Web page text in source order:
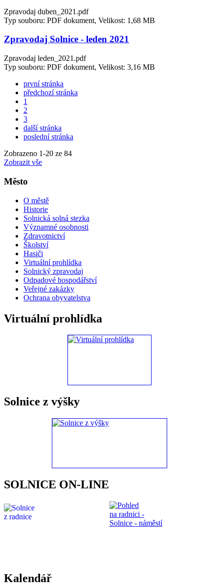
Zpravodaj duben_2021.pdf
Typ souboru: PDF dokument, Velikost: 1,68 MB
Zpravodaj Solnice - leden 2021
Zpravodaj leden_2021.pdf
Typ souboru: PDF dokument, Velikost: 3,16 MB
první stránka
předchozí stránka
1
2
3
další stránka
poslední stránka
Zobrazeno 1-20 ze 84
Zobrazit vše
Město
O městě
Historie
Solnická solná stezka
Významné osobnosti
Zdravotnictví
Školství
Hasiči
Virtuální prohlídka
Solnický zpravodaj
Odpadové hospodářství
Veřejné zakázky
Ochrana obyvatelstva
Virtuální prohlídka
Solnice z výšky
SOLNICE ON-LINE
Kalendář